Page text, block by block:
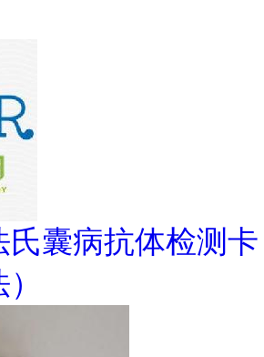
氏囊病抗体检测卡